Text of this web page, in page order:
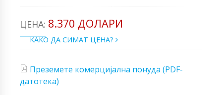
ЦЕНА: 8.370 ДОЛАРИ
КАКО ДА СИМАТ ЦЕНА?
Преземете комерцијална понуда (PDF-
датотека)